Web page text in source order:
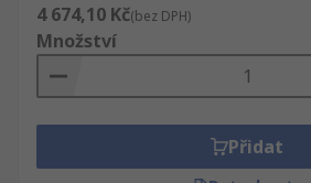
4 674,10 Kč(bez DPH)
Množství
Přidat